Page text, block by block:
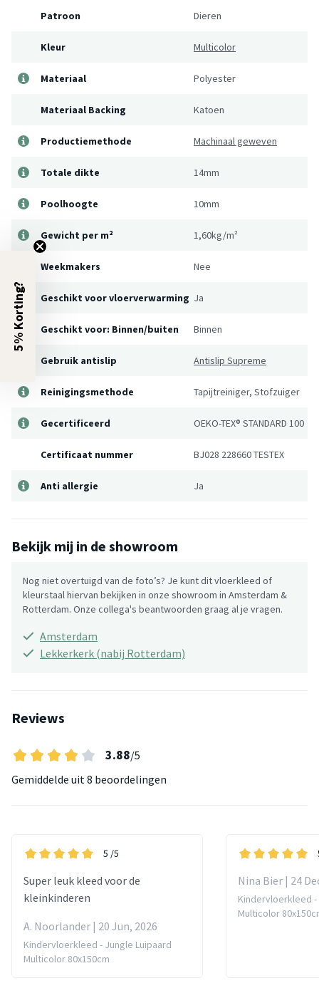
Patroon Dieren
Kleur Multicolor
Materiaal Polyester
Materiaal Backing Katoen
Productiemethode Machinaal geweven
Totale dikte 14mm
Poolhoogte 10mm
Gewicht per m² 1,60kg/m²
Weekmakers Nee
Geschikt voor vloerverwarming Ja
Geschikt voor: Binnen/buiten Binnen
Gebruik antislip Antislip Supreme
Reinigingsmethode Tapijtreiniger, Stofzuiger
Gecertificeerd OEKO-TEX® STANDARD 100
Certificaat nummer BJ028 228660 TESTEX
Anti allergie Ja
Bekijk mij in de showroom
Nog niet overtuigd van de foto’s? Je kunt dit vloerkleed of
kleurstaal hiervan bekijken in onze showroom in Amsterdam &
Rotterdam. Onze collega's beantwoorden graag al je vragen.
Amsterdam
Lekkerkerk (nabij Rotterdam)
Reviews
3.88/5
Gemiddelde uit 8 beoordelingen
5 /5
Super leuk kleed voor de
kleinkinderen
A. Noorlander | 20 Jun, 2026
Kindervloerkleed - Jungle Luipaard
Multicolor 80x150cm
Nina Bier | 24
Kindervloerkleed -
Multicolor
5% Korting?